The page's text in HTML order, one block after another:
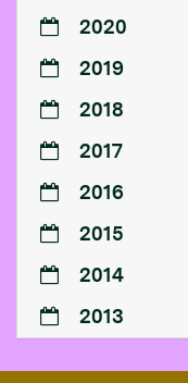
2020
2019
2018
2017
2016
2015
2014
2013